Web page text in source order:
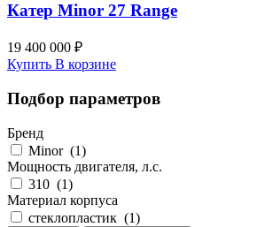
Катер Minor 27 Range
19 400 000 ₽
Купить В корзине
Подбор параметров
Бренд
Minor(1)
Мощность двигателя, л.с.
310 (1)
Материал корпуса
стеклопластик (1)